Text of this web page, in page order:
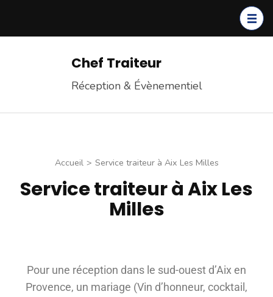
Chef Traiteur
Réception & Évènementiel
Accueil > Service traiteur à Aix Les Milles
Service traiteur à Aix Les
Milles
Pour une réception dans le sud-ouest d’Aix en
Provence, un mariage (Vin d’honneur, cocktail,